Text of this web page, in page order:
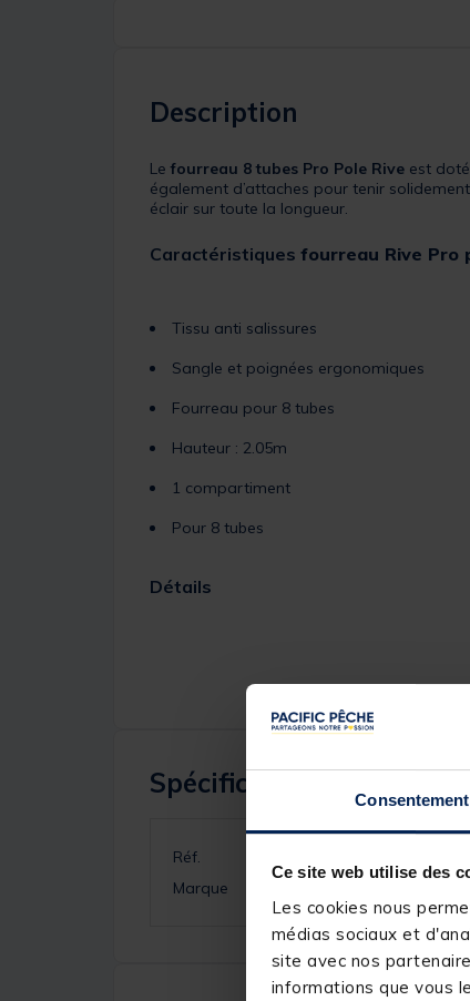
Consentement
Ce site web utilise des
Les cookies nous
médias sociaux et
site avec nos
informations que vous
Description
Le fourreau 8 tubes Pro Pole Rive est
également d’attaches pour tenir
éclair sur toute la longueur.
Caractéristiques fourreau Rive Pro
Tissu anti salissures
Sangle et poignées ergonomiques
Fourreau pour 8 tubes
Hauteur : 2.05m
1 compartiment
Pour 8 tubes
Détails
Spécifications
Réf.
Marque